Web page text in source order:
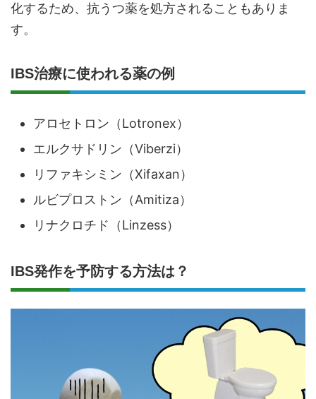
化するため、抗うつ薬を処方されることもありま
す。
IBS治療に使われる薬の例
アロセトロン（Lotronex）
エルクサドリン（Viberzi）
リファキシミン（Xifaxan）
ルビプロストン（Amitiza）
リナクロチド（Linzess）
IBS発作を予防する方法は？